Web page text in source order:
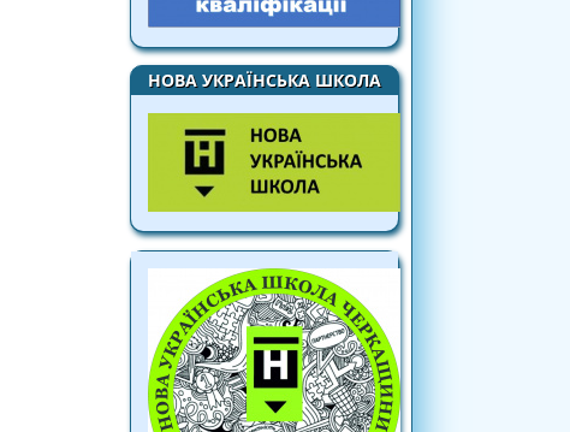
НОВА УКРАЇНСЬКА ШКОЛА